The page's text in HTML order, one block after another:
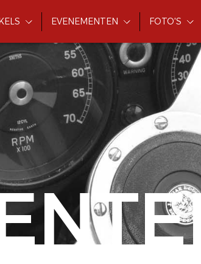
EVENEMENTEN FOTO'S